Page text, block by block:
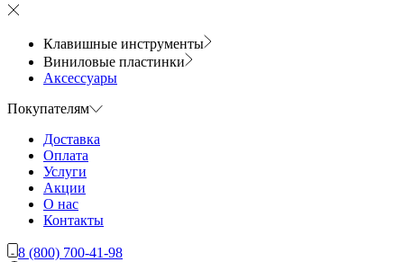
Клавишные инструменты
Виниловые пластинки
Аксессуары
Покупателям
Доставка
Оплата
Услуги
Акции
О нас
Контакты
8 (800) 700-41-98